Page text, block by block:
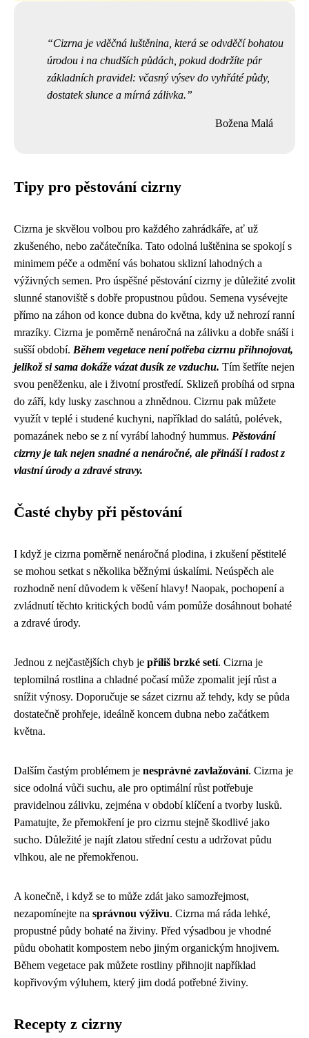
Cizrna je vděčná luštěnina, která se odvděčí bohatou
úrodou i na chudších půdách, pokud dodržíte pár
základních pravidel: včasný výsev do vyhřáté půdy,
dostatek slunce a mírná zálivka.
Božena Malá
Tipy pro pěstování cizrny
Cizrna je skvělou volbou pro každého zahrádkáře, ať už
zkušeného, nebo začátečníka. Tato odolná luštěnina se spokojí s
minimem péče a odmění vás bohatou sklizní lahodných a
výživných semen. Pro úspěšné pěstování cizrny je důležité zvolit
slunné stanoviště s dobře propustnou půdou. Semena vysévejte
přímo na záhon od konce dubna do května, kdy už nehrozí ranní
mrazíky. Cizrna je poměrně nenáročná na zálivku a dobře snáší i
sušší období. Během vegetace není potřeba cizrnu přihnojovat,
jelikož si sama dokáže vázat dusík ze vzduchu. Tím šetříte nejen
svou peněženku, ale i životní prostředí. Sklizeň probíhá od srpna
do září, kdy lusky zaschnou a zhnědnou. Cizrnu pak můžete
využít v teplé i studené kuchyni, například do salátů, polévek,
pomazánek nebo se z ní vyrábí lahodný hummus. Pěstování
cizrny je tak nejen snadné a nenáročné, ale přináší i radost z
vlastní úrody a zdravé stravy.
Časté chyby při pěstování
I když je cizrna poměrně nenáročná plodina, i zkušení pěstitelé
se mohou setkat s několika běžnými úskalími. Neúspěch ale
rozhodně není důvodem k věšení hlavy! Naopak, pochopení a
zvládnutí těchto kritických bodů vám pomůže dosáhnout bohaté
a zdravé úrody.
Jednou z nejčastějších chyb je příliš brzké setí. Cizrna je
teplomilná rostlina a chladné počasí může zpomalit její růst a
snížit výnosy. Doporučuje se sázet cizrnu až tehdy, kdy se půda
dostatečně prohřeje, ideálně koncem dubna nebo začátkem
května.
Dalším častým problémem je nesprávné zavlažování. Cizrna je
sice odolná vůči suchu, ale pro optimální růst potřebuje
pravidelnou zálivku, zejména v období klíčení a tvorby lusků.
Pamatujte, že přemokření je pro cizrnu stejně škodlivé jako
sucho. Důležité je najít zlatou střední cestu a udržovat půdu
vlhkou, ale ne přemokřenou.
A konečně, i když se to může zdát jako samozřejmost,
nezapomínejte na správnou výživu. Cizrna má ráda lehké,
propustné půdy bohaté na živiny. Před výsadbou je vhodné
půdu obohatit kompostem nebo jiným organickým hnojivem.
Během vegetace pak můžete rostliny přihnojit například
kopřivovým výluhem, který jim dodá potřebné živiny.
Recepty z cizrny